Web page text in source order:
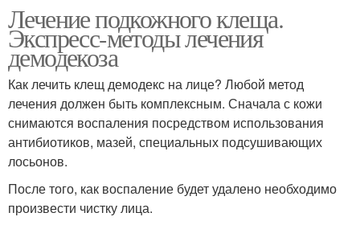
Лечение подкожного клеща.
Экспресс-методы лечения
демодекоза
Как лечить клещ демодекс на лице? Любой метод
лечения должен быть комплексным. Сначала с кожи
снимаются воспаления посредством использования
антибиотиков, мазей, специальных подсушивающих
лосьонов.
После того, как воспаление будет удалено необходимо
произвести чистку лица.